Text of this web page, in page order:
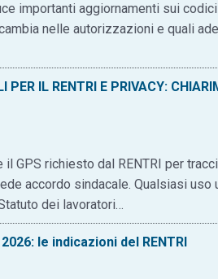
importanti aggiornamenti sui
nelle autorizzazioni e quali
PER IL RENTRI E PRIVACY:
GPS richiesto dal RENTRI per
accordo sindacale. Qualsiasi
dei lavoratori…
le indicazioni del RENTRI